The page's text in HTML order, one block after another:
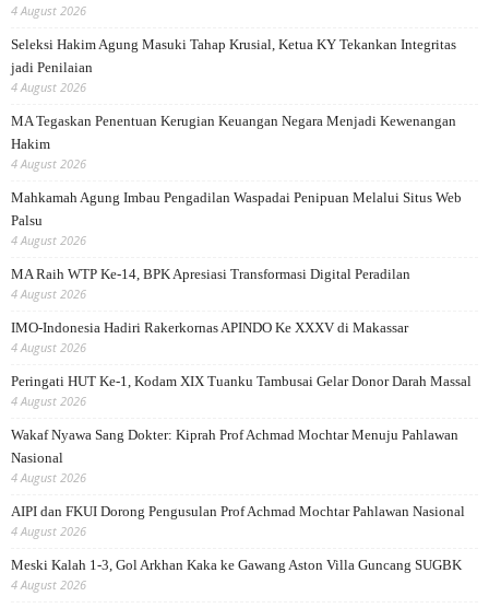
4 August 2026
Seleksi Hakim Agung Masuki Tahap Krusial, Ketua KY Tekankan Integritas
jadi Penilaian
4 August 2026
MA Tegaskan Penentuan Kerugian Keuangan Negara Menjadi Kewenangan
Hakim
4 August 2026
Mahkamah Agung Imbau Pengadilan Waspadai Penipuan Melalui Situs Web
Palsu
4 August 2026
MA Raih WTP Ke-14, BPK Apresiasi Transformasi Digital Peradilan
4 August 2026
IMO-Indonesia Hadiri Rakerkornas APINDO Ke XXXV di Makassar
4 August 2026
Peringati HUT Ke-1, Kodam XIX Tuanku Tambusai Gelar Donor Darah Massal
4 August 2026
Wakaf Nyawa Sang Dokter: Kiprah Prof Achmad Mochtar Menuju Pahlawan
Nasional
4 August 2026
AIPI dan FKUI Dorong Pengusulan Prof Achmad Mochtar Pahlawan Nasional
4 August 2026
Meski Kalah 1-3, Gol Arkhan Kaka ke Gawang Aston Villa Guncang SUGBK
4 August 2026